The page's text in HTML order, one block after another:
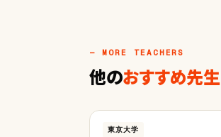
— MORE TEACHERS
他のおすすめ先生
東京大学